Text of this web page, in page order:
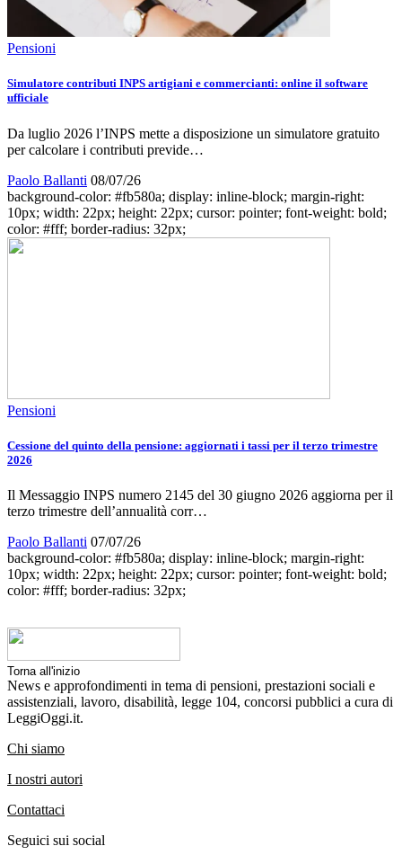
Pensioni
Simulatore contributi INPS artigiani e commercianti: online il software
ufficiale
Da luglio 2026 l’INPS mette a disposizione un simulatore gratuito
per calcolare i contributi previde…
Paolo Ballanti 08/07/26
background-color: #fb580a; display: inline-block; margin-right:
10px; width: 22px; height: 22px; cursor: pointer; font-weight: bold;
color: #fff; border-radius: 32px;
Pensioni
Cessione del quinto della pensione: aggiornati i tassi per il terzo trimestre
2026
Il Messaggio INPS numero 2145 del 30 giugno 2026 aggiorna per il
terzo trimestre dell’annualità corr…
Paolo Ballanti 07/07/26
background-color: #fb580a; display: inline-block; margin-right:
10px; width: 22px; height: 22px; cursor: pointer; font-weight: bold;
color: #fff; border-radius: 32px;
Torna all'inizio
News e approfondimenti in tema di pensioni, prestazioni sociali e
assistenziali, lavoro, disabilità, legge 104, concorsi pubblici a cura di
LeggiOggi.it.
Chi siamo
I nostri autori
Contattaci
Seguici sui social